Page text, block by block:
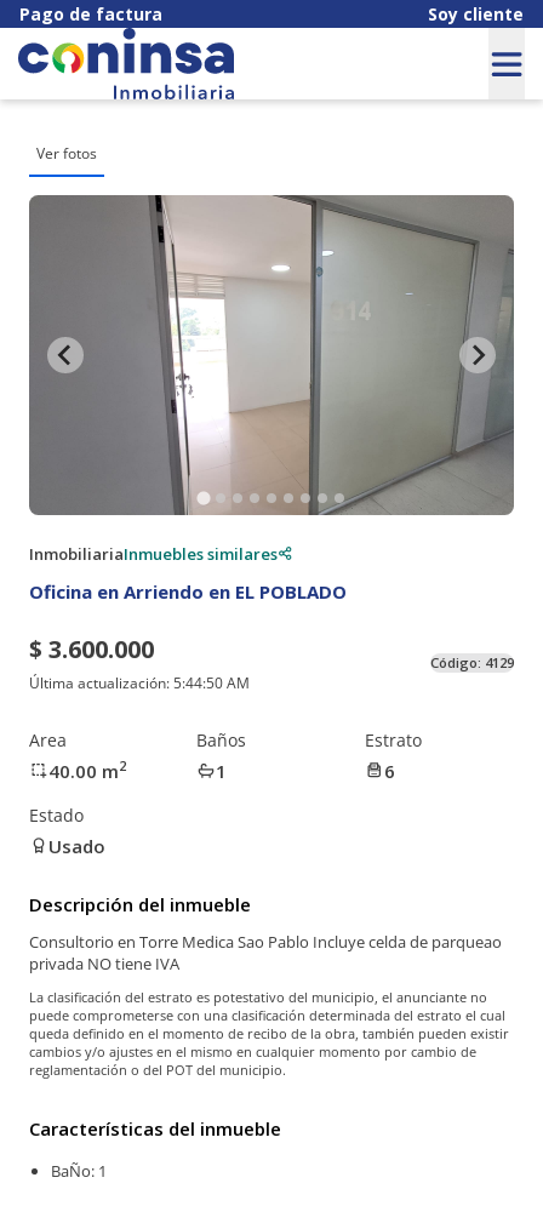
Pago de factura Soy cliente
Ver fotos
InmobiliariaInmuebles similares
Oficina en Arriendo en EL POBLADO
$ 3.600.000
Última actualización:5:44:50 AM
Código: 4129
Area
40.00 m2
Baños
1
Estrato
6
Estado
Usado
Descripción del inmueble
Consultorio en Torre Medica Sao Pablo Incluye celda de parqueao
privada NO tiene IVA
La clasificación del estrato es potestativo del municipio, el anunciante no
puede comprometerse con una clasificación determinada del estrato el cual
queda definido en el momento de recibo de la obra, también pueden existir
cambios y/o ajustes en el mismo en cualquier momento por cambio de
reglamentación o del POT del municipio.
Características del inmueble
BaÑo: 1